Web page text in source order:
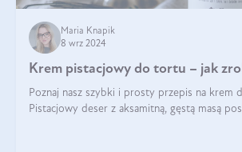
Maria Knapik
8 wrz 2024
Krem pistacjowy do tortu – jak
Poznaj nasz szybki i prosty przepis na krem
Pistacjowy deser z aksamitną, gęstą masą